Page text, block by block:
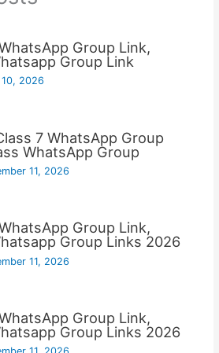
Group Link,
Group Link
2026
7 WhatsApp Group
WhatsApp Group
11, 2026
Group Link,
Group Links 2026
11, 2026
Group Link,
Group Links 2026